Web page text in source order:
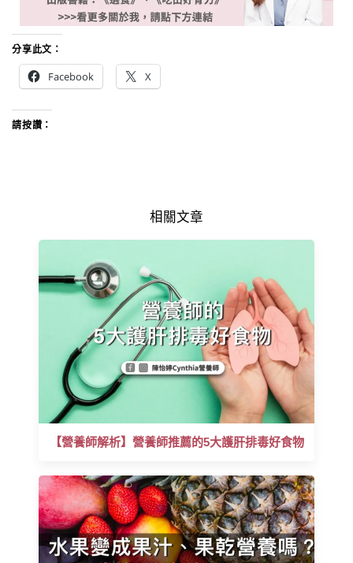
分享此文：
Facebook X
請按讚：
相關文章
【營養師解析】營養師推薦的5大護肝排毒好食物